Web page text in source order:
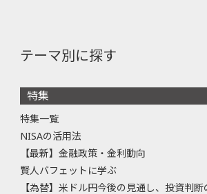
テーマ別に探す
特集
特集一覧
NISAの活用法
【最新】金融政策・金利動向
賢人バフェットに学ぶ
【為替】米ドル円今後の見通し、投資判断